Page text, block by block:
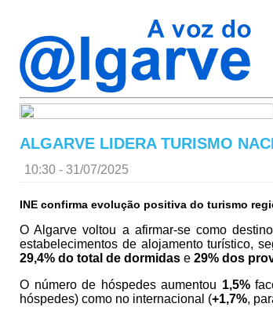
ALGARVE LIDERA TURISMO
10:30 - 31/07/2025
INE confirma evolução positiva do turismo
O Algarve voltou a afirmar-se como
estabelecimentos de alojamento turístico,
29,4% do total de dormidas e 29% dos
O número de hóspedes aumentou 1,5%
hóspedes) como no internacional (+1,7%,